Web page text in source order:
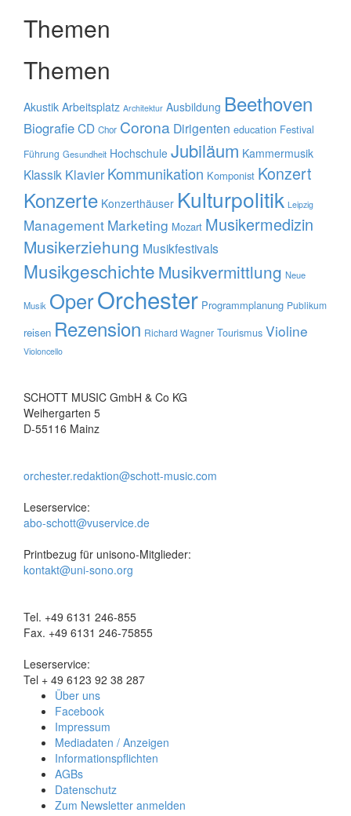
Themen
Themen
Akustik Arbeitsplatz Architektur Ausbildung Beethoven
BiografieCD Chor Corona Dirigenten education Festival
Führung Gesundheit Hochschule Jubiläum Kammermusik
Klassik Klavier Kommunikation Komponist Konzert
Konzerte Konzerthäuser Kulturpolitik Leipzig
Management Marketing Mozart Musikermedizin
Musikerziehung Musikfestivals
Musikgeschichte Musikvermittlung Neue
Musik OperOrchester Programmplanung Publikum
reisen Rezension Richard Wagner Tourismus Violine
Violoncello
SCHOTT MUSIC GmbH & Co KG
Weihergarten 5
D-55116 Mainz
orchester.redaktion@schott-music.com
Leserservice:
abo-schott@vuservice.de
Printbezug für unisono-Mitglieder:
kontakt@uni-sono.org
Tel. +49 6131 246-855
Fax. +49 6131 246-75855
Leserservice:
Tel + 49 6123 92 38 287
Über uns
Facebook
Impressum
Mediadaten / Anzeigen
Informationspflichten
AGBs
Datenschutz
Zum Newsletter anmelden